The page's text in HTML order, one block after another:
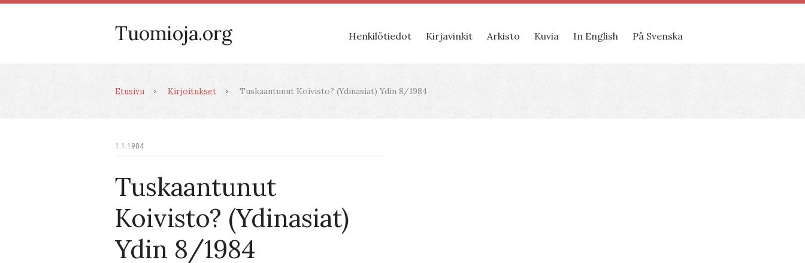
Tuomioja.org Henkilötiedot Kirjavinkit Arkisto Kuvia In English På Svenska
Etusivu Kirjoitukset Tuskaantunut Koivisto? (Ydinasiat) Ydin 8/1984
1.1.1984
Tuskaantunut
Koivisto? (Ydinasiat)
Ydin 8/1984